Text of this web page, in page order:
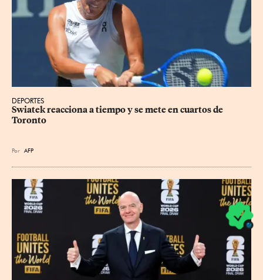
DEPORTES
Swiatek reacciona a tiempo y se mete en cuartos de
Toronto
Por AFP